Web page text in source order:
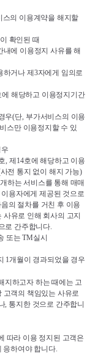
스의 이용계약을 해지할
확인된 때
에 이용정지 사유를 해
거나 제 3자에게 임의로
에 해당하고 이용정지기간
우(단, 부가서비스의 이용
스만 이용정지할 수 있
, 제 14호에 해당하고 이용
사전 통지 없이 해지 가능)
하는 서비스를 통해 매매
용자에게 제공된 것으로
음의 절차를 거친 후 이용
사유로 인해 회사의 고지
로 간주합니다.
또는 TM실시
1개월이 경과되었을 경우
지하고자 하는 때에는 고
고객의 책임있는 사유로
, 통지한 것으로 간주합니
따라 이용 정지된 고객은
응하여야 합니다.